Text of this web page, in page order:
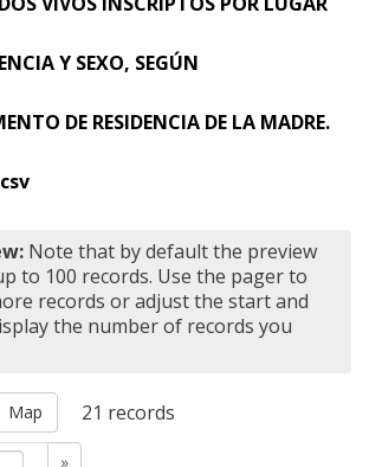
Y SEXO, SEGÚN
DE RESIDENCIA DE LA MADRE.
Note that by default the preview
to 100 records. Use the pager to
records or adjust the start and
the number of records you
Map 21 records
»